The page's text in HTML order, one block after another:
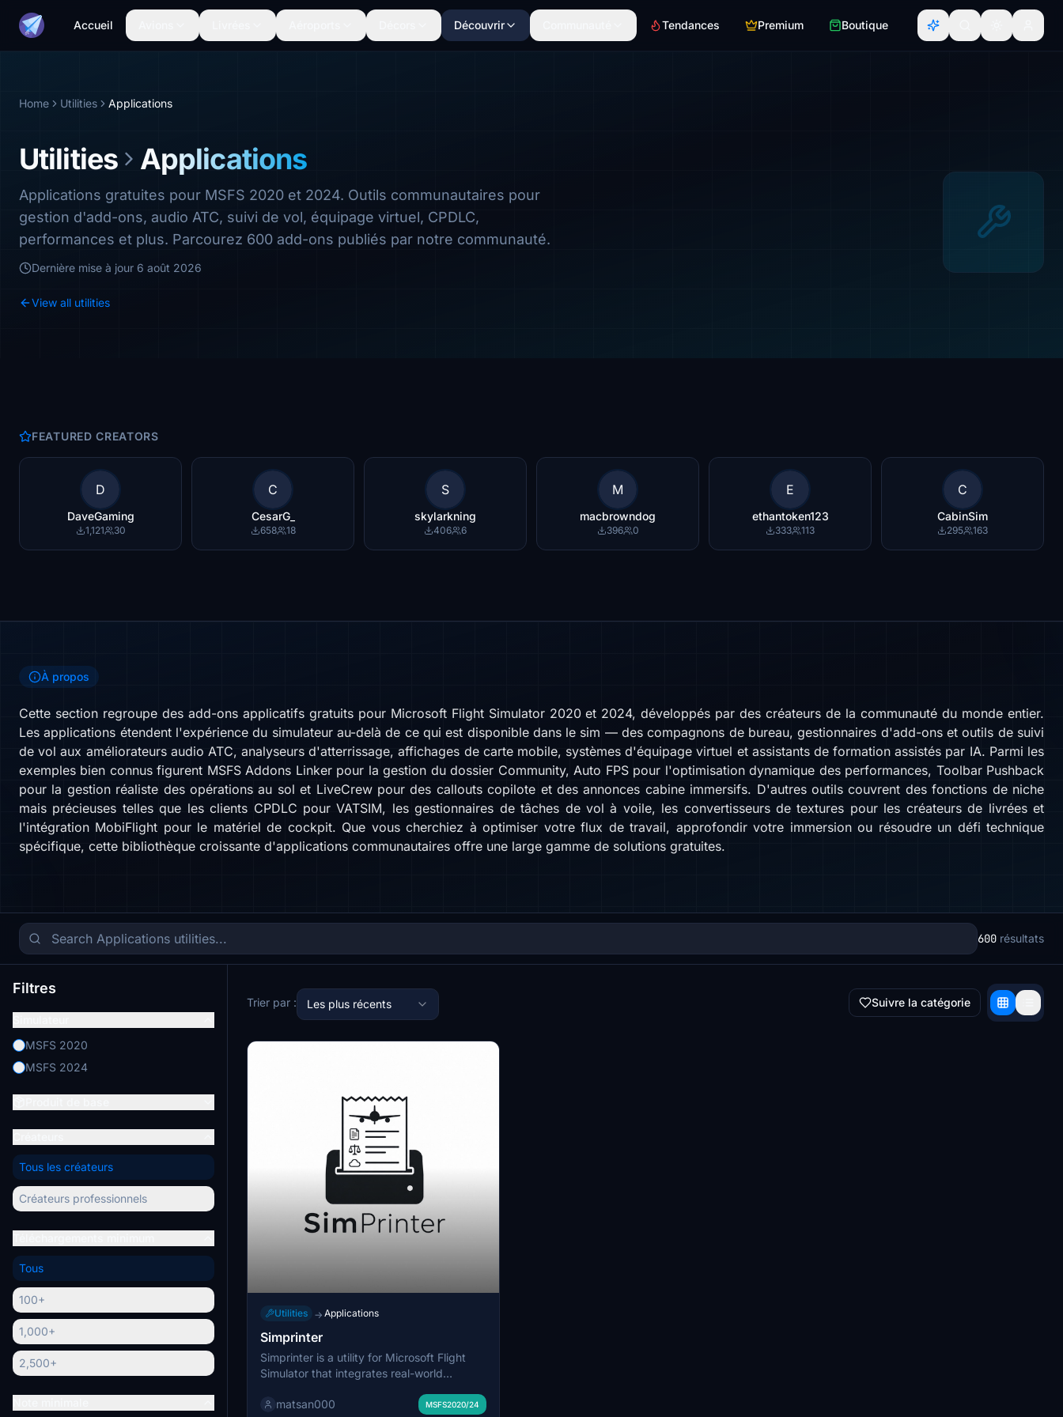
Accueil Découvrir Tendances Premium Boutique
Home Utilities Applications
Utilities Applications
Applications gratuites pour MSFS 2020 et 2024. Outils communautaires pour
gestion d'add-ons, audio ATC, suivi de vol, équipage virtuel, CPDLC,
performances et plus. Parcourez 600 add-ons publiés par notre communauté.
Dernière mise à jour 6 août 2026
View all utilities
FEATURED CREATORS
D
DaveGaming
1,121 30
C
CesarG_
658 18
S
skylarkning
406 6
M
macbrowndog
396 0
E
ethantoken123
333 113
C
CabinSim
295 163
À propos
Cette section regroupe des add-ons applicatifs gratuits pour Microsoft Flight Simulator 2020 et 2024, développés par des créateurs de la communauté du monde entier.
Les applications étendent l'expérience du simulateur au-delà de ce qui est disponible dans le sim — des compagnons de bureau, gestionnaires d'add-ons et outils de suivi
de vol aux améliorateurs audio ATC, analyseurs d'atterrissage, affichages de carte mobile, systèmes d'équipage virtuel et assistants de formation assistés par IA. Parmi les
exemples bien connus figurent MSFS Addons Linker pour la gestion du dossier Community, Auto FPS pour l'optimisation dynamique des performances, Toolbar Pushback
pour la gestion réaliste des opérations au sol et LiveCrew pour des callouts copilote et des annonces cabine immersifs. D'autres outils couvrent des fonctions de niche
mais précieuses telles que les clients CPDLC pour VATSIM, les gestionnaires de tâches de vol à voile, les convertisseurs de textures pour les créateurs de livrées et
l'intégration MobiFlight pour le matériel de cockpit. Que vous cherchiez à optimiser votre flux de travail, approfondir votre immersion ou résoudre un défi technique
spécifique, cette bibliothèque croissante d'applications communautaires offre une large gamme de solutions gratuites.
600 résultats
Filtres
MSFS 2020
MSFS 2024
Tous les créateurs
Créateurs professionnels
Tous
100+
1,000+
2,500+
Trier par : Les plus récents Suivre la catégorie
Utilities → Applications
Simprinter
Simprinter is a utility for Microsoft Flight
Simulator that integrates real-world
receipt printer. It enables automatic
matsan000 MSFS2020/24